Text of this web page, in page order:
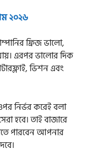
২০২৬
ফ্রিজ ভালো,
এরপর ভালোর দিক
ভিশন এবং
নির্ভর করেই বলা
হবে। তাই বাজারে
পারবেন আপনার